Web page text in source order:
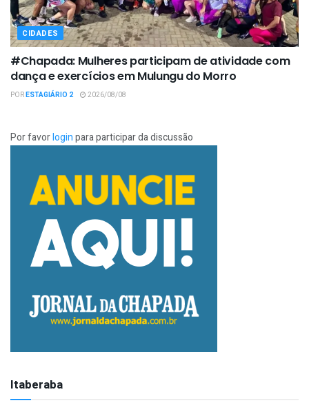
CIDADES
#Chapada: Mulheres participam de atividade com
dança e exercícios em Mulungu do Morro
PORESTAGIÁRIO 2 2026/08/08
Por favorloginpara participar da discussão
Itaberaba